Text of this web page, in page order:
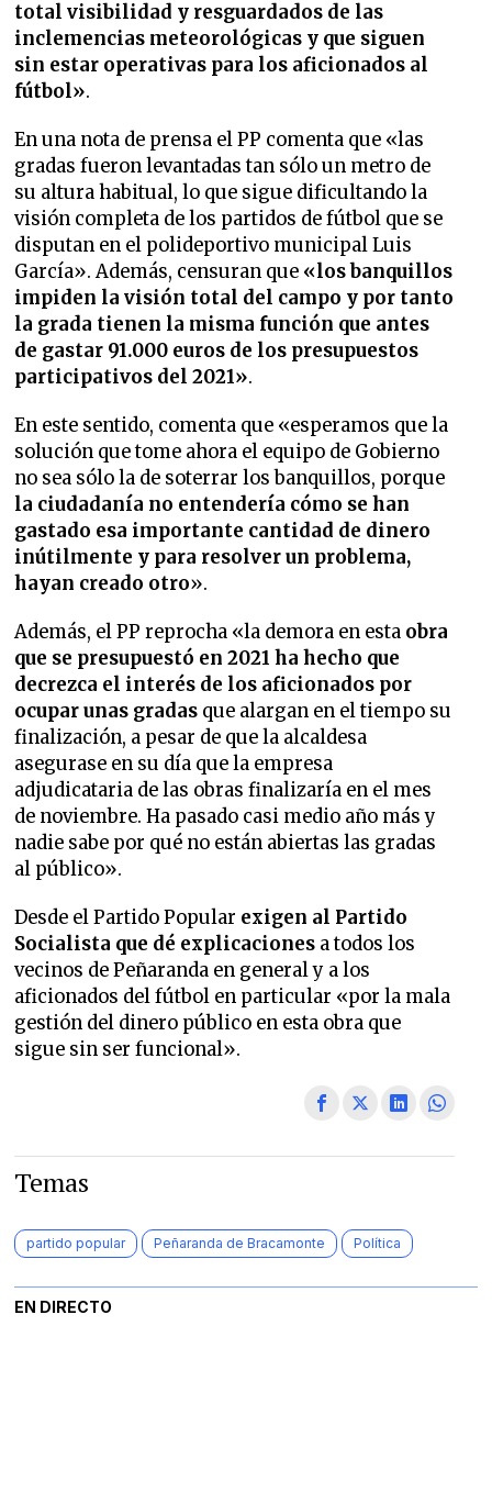
total visibilidad y resguardados de las
inclemencias meteorológicas y que siguen
sin estar operativas para los aficionados al
fútbol».
En una nota de prensa el PP comenta que «las
gradas fueron levantadas tan sólo un metro de
su altura habitual, lo que sigue dificultando la
visión completa de los partidos de fútbol que se
disputan en el polideportivo municipal Luis
García». Además, censuran que «los banquillos
impiden la visión total del campo y por tanto
la grada tienen la misma función que antes
de gastar 91.000 euros de los presupuestos
participativos del 2021».
En este sentido, comenta que «esperamos que la
solución que tome ahora el equipo de Gobierno
no sea sólo la de soterrar los banquillos, porque
la ciudadanía no entendería cómo se han
gastado esa importante cantidad de dinero
inútilmente y para resolver un problema,
hayan creado otro».
Además, el PP reprocha «la demora en esta obra
que se presupuestó en 2021 ha hecho que
decrezca el interés de los aficionados por
ocupar unas gradas que alargan en el tiempo su
finalización, a pesar de que la alcaldesa
asegurase en su día que la empresa
adjudicataria de las obras finalizaría en el mes
de noviembre. Ha pasado casi medio año más y
nadie sabe por qué no están abiertas las gradas
al público».
Desde el Partido Popular exigen al Partido
Socialista que dé explicaciones a todos los
vecinos de Peñaranda en general y a los
aficionados del fútbol en particular «por la mala
gestión del dinero público en esta obra que
sigue sin ser funcional».
Temas
partido popular Peñaranda de Bracamonte Política
EN DIRECTO